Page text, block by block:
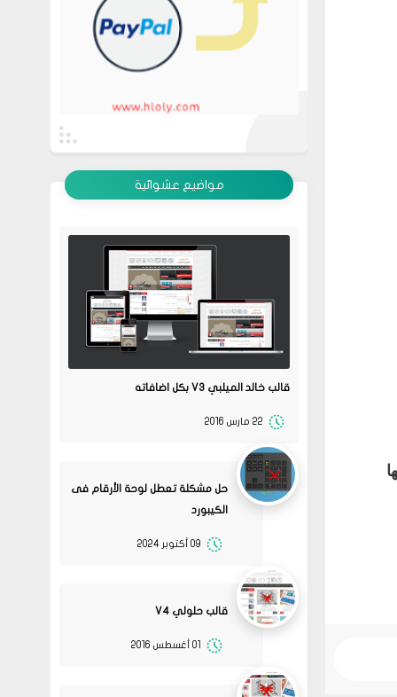
مواضيع عشوائية
قالب خالد الميلبي V3 بكل اضافاته
22 مارس 2016
حل مشكلة تعطل لوحة الأرقام فى
الكيبورد
09 أكتوبر 2024
قالب حلولي V4
01 أغسطس 2016
02 2022